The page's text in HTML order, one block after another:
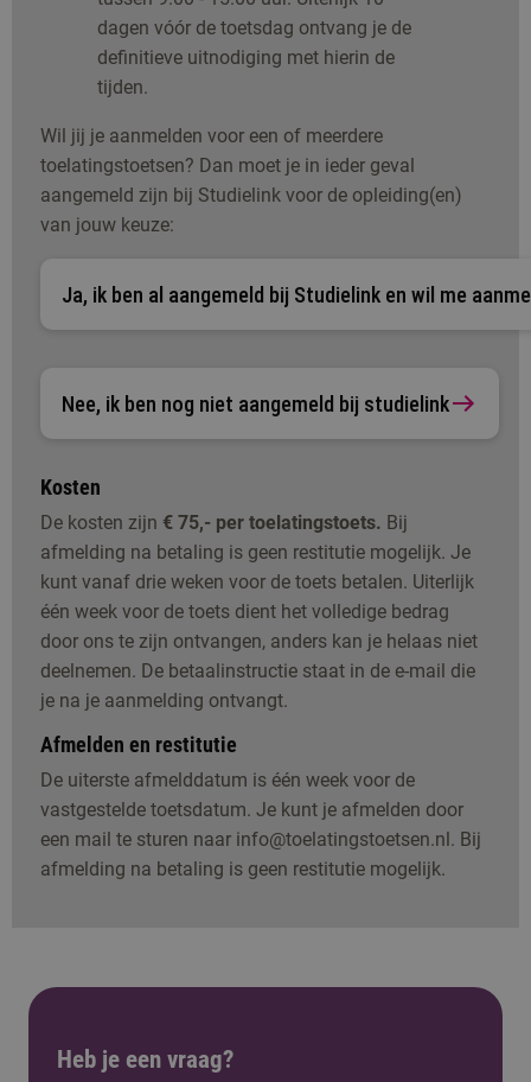
dagen vóór de toetsdag ontvang je de
definitieve uitnodiging met hierin de
tijden.
Wil jij je aanmelden voor een of meerdere
toelatingstoetsen? Dan moet je in ieder geval
aangemeld zijn bij Studielink voor de opleiding(en)
van jouw keuze:
Ja, ik ben al aangemeld bij Studielink en wil me
Nee, ik ben nog niet aangemeld bij studielink
Kosten
De kosten zijn € 75,- per toelatingstoets. Bij
afmelding na betaling is geen restitutie mogelijk. Je
kunt vanaf drie weken voor de toets betalen. Uiterlijk
één week voor de toets dient het volledige bedrag
door ons te zijn ontvangen, anders kan je helaas niet
deelnemen. De betaalinstructie staat in de e-mail die
je na je aanmelding ontvangt.
Afmelden en restitutie
De uiterste afmelddatum is één week voor de
vastgestelde toetsdatum. Je kunt je afmelden door
een mail te sturen naar info@toelatingstoetsen.nl. Bij
afmelding na betaling is geen restitutie mogelijk.
Heb je een vraag?